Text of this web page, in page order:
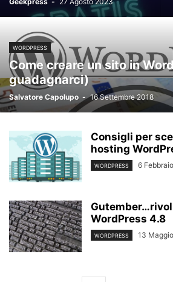
WORDPRESS
Come creare un sito in
guadagnarci)
Salvatore Capolupo - 16 Settembre 2018
Consigli per
hosting
WORDPRESS 6
WordPress 4.8
WORDPRESS 13